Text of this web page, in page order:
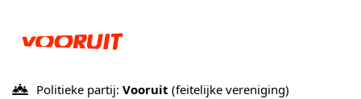
Politieke partij: Vooruit (feitelijke vereniging)